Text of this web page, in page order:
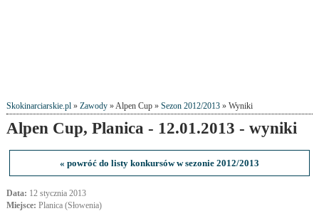
Skokinarciarskie.pl» Zawody» Alpen Cup » Sezon 2012/2013» Wyniki
Alpen Cup, Planica - 12.01.2013 - wyniki
« powróć do listy konkursów w sezonie 2012/2013
Data: 12 stycznia 2013
Miejsce: Planica (Słowenia)